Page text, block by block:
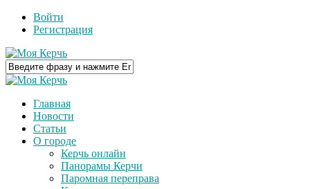
Войти
Регистрация
Главная
Новости
Статьи
О городе
Керчь онлайн
Панорамы Керчи
Паромная переправа